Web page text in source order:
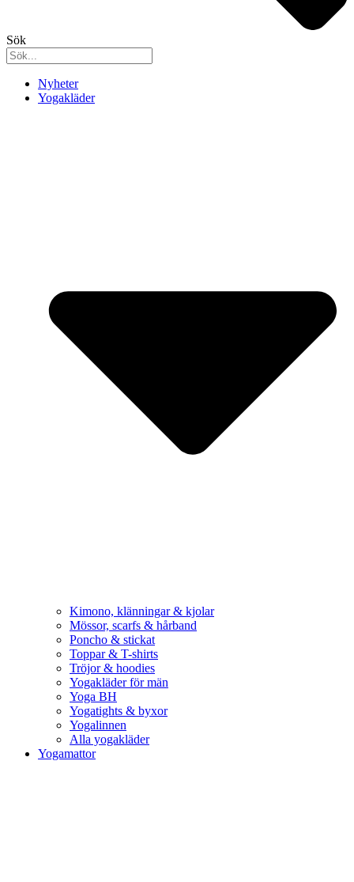
Sök
Nyheter
Yogakläder
Kimono, klänningar & kjolar
Mössor, scarfs & hårband
Poncho & stickat
Toppar & T-shirts
Tröjor & hoodies
Yogakläder för män
Yoga BH
Yogatights & byxor
Yogalinnen
Alla yogakläder
Yogamattor